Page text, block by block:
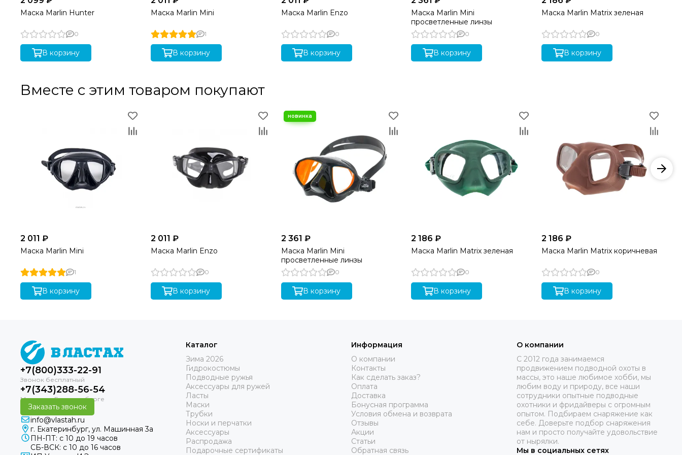
Маска Marlin Hunter
0
В корзину
Маска Marlin Mini
1
В корзину
Маска Marlin Enzo
0
В корзину
Маска Marlin Mini
просветленные линзы
0
В корзину
Маска Marlin Matrix зеленая
0
В корзину
Вместе с этим товаром покупают
2 011 ₽
Маска Marlin Mini
1
В корзину
2 011 ₽
Маска Marlin Enzo
0
В корзину
2 361 ₽
Маска Marlin Mini
просветленные линзы
0
В корзину
2 186 ₽
Маска Marlin Matrix зеленая
0
В корзину
2 186 ₽
Маска Marlin Matrix коричневая
0
В корзину
+7(800)333-22-91
+7(343)288-56-54
Заказать звонок
info@vlastah.ru
г. Екатеринбург, ул. Машинная 3а
ПН-ПТ: с 10 до 19 часов
СБ-ВСК: с 10 до 16 часов
Каталог
Зима 2026
Гидрокостюмы
Подводные ружья
Аксессуары для ружей
Ласты
Маски
Трубки
Носки и перчатки
Аксессуары
Распродажа
Подарочные сертификаты
Информация
О компании
Контакты
Как сделать заказ?
Оплата
Доставка
Бонусная программа
Условия обмена и возврата
Отзывы
Акции
Статьи
Обратная связь
О компании
C 2012 года занимаемся
продвижением подводной охоты в
массы, это наше любимое хобби, мы
любим воду и природу, все наши
сотрудники опытные подводные
охотники и фридайверы с огромным
опытом. Подбираем снаряжение как
себе. Доверьте подбор снаряжения
нам и просто получайте удовольствие
от нырялки.
Мы в социальных сетях